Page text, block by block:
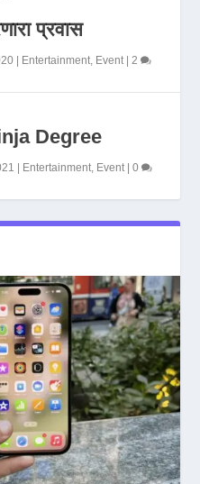
प्रवास
Entertainment, Event|2
Degree
Entertainment, Event|0